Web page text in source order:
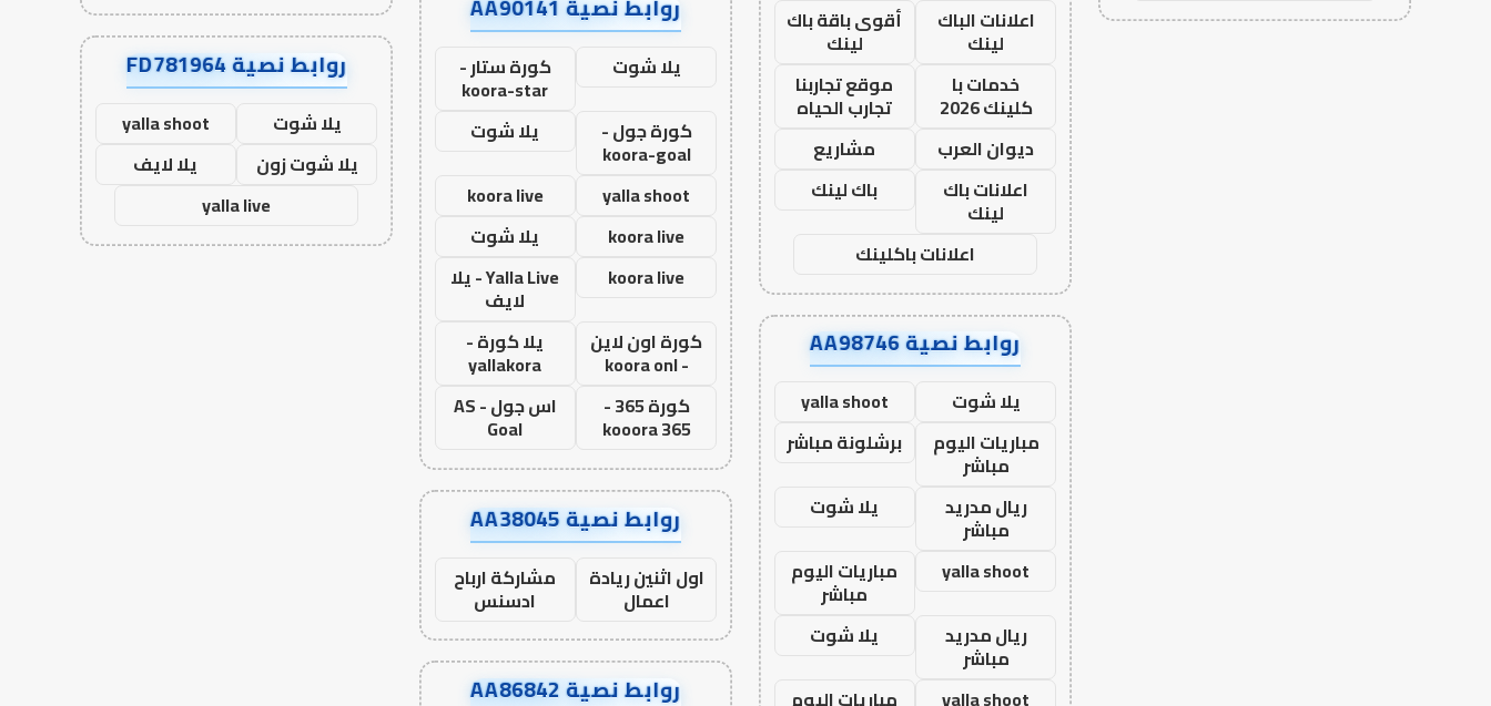
اعلانات الباك
لينك
أقوى باقة باك
لينك
خدمات با
كلينك 2026
موقع تجاربنا
تجارب الحياه
ديوان العرب
مشاريع
اعلانات باك
لينك
باك لينك
اعلانات باكلينك
روابط نصية AA98746
يلا شوت
yalla shoot
مباريات اليوم
مباشر
برشلونة مباشر
ريال مدريد
مباشر
يلا شوت
yalla shoot
مباريات اليوم
مباشر
ريال مدريد
مباشر
يلا شوت
يلا شوت كورة ستار -
koora-star
كورة جول -
koora-goal
يلا شوت
yalla shoot
koora live
koora live
يلا شوت
koora live
Yalla Live - يلا
لايف
كورة اون لاين
- koora onl
يلا كورة -
yallakora
كورة 365 -
kooora 365
اس جول - AS
Goal
روابط نصية AA38045
اول اثنين ريادة
اعمال
مشاركة ارباح
ادسنس
روابط نصية AA86842
روابط نصية FD781964
يلا شوت
yalla shoot
يلا شوت زون
يلا لايف
yalla live